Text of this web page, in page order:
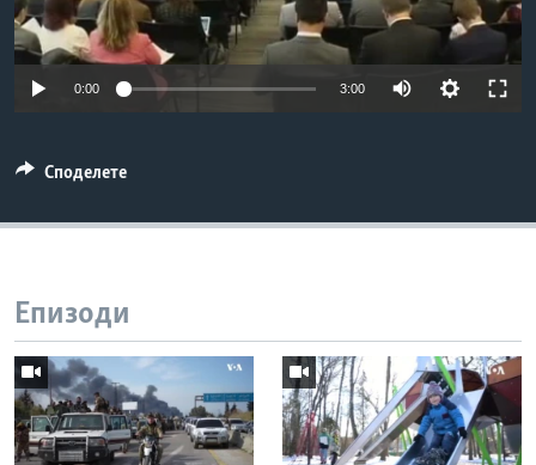
ИНТЕРВЈУА
Јазици
0:00 3:00
Споделете
Епизоди